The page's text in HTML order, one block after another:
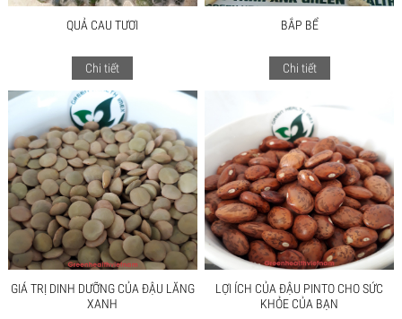
QUẢ CAU TƯƠI
Chi tiết
BẮP BỂ
Chi tiết
GIÁ TRỊ DINH DƯỠNG CỦA ĐẬU LĂNG
XANH
LỢI ÍCH CỦA ĐẬU PINTO CHO SỨC
KHỎE CỦA BẠN